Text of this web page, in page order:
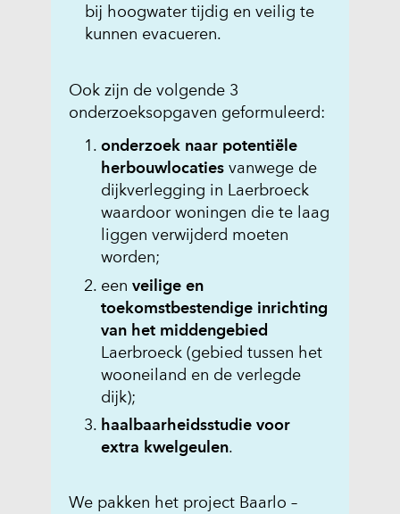
bij hoogwater tijdig en veilig te
kunnen evacueren.
Ook zijn de volgende 3
onderzoeksopgaven geformuleerd:
onderzoek naar potentiële
herbouwlocatiesvanwege de
dijkverlegging in Laerbroeck
waardoor woningen die te laag
liggen verwijderd moeten
worden;
een veilige en
toekomstbestendige inrichting
van het middengebied
Laerbroeck (gebied tussen het
wooneiland en de verlegde
dijk);
haalbaarheidsstudie voor
extra kwelgeulen.
We pakken het project Baarlo –